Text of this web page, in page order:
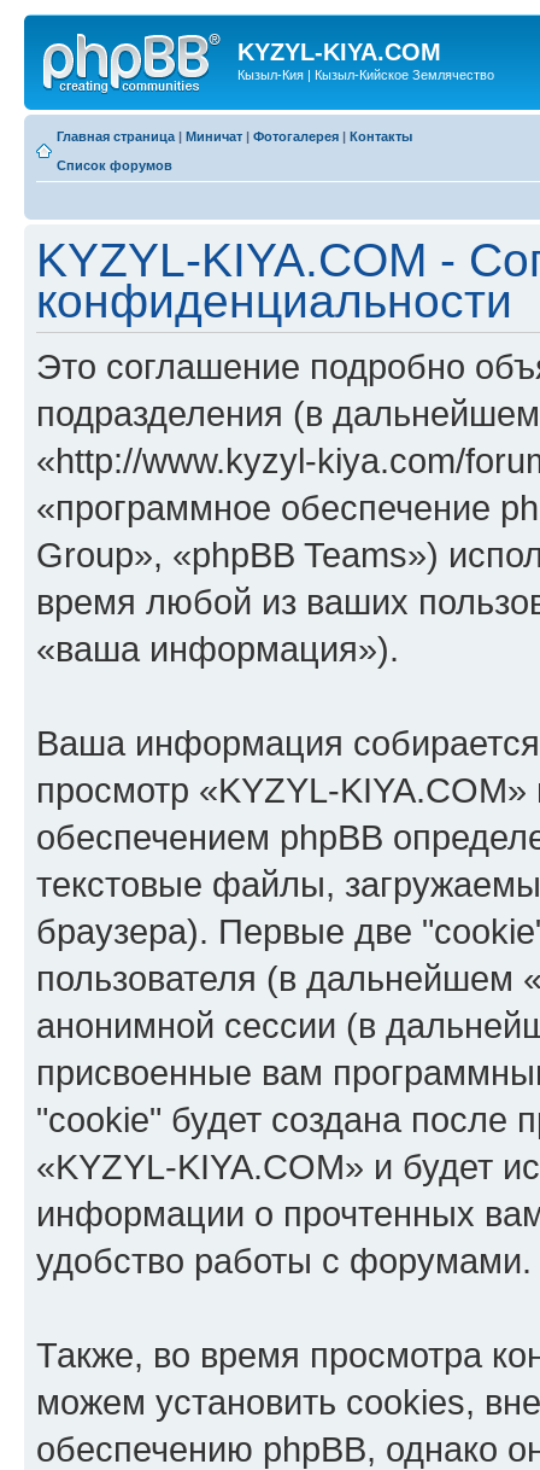
KYZYL-KIYA.COM
Кызыл-Кия | Кызыл-Кийское Землячество
Главная страница | Миничат | Фотогалерея | Контакты
Список форумов
KYZYL-KIYA.COM -
конфиденциальности
Это соглашение подробно
подразделения (в
«http://www.kyzyl-kiya.com/
«программное обеспечение
Group», «phpBB Teams»)
время любой из ваших
«ваша информация»).
Ваша информация
просмотр «KYZYL-
обеспечением phpBB
текстовые файлы,
браузера). Первые две
пользователя (в дальнейшем
анонимной сессии (в
присвоенные вам
"cookie" будет создана после
«KYZYL-KIYA.COM» и будет
информации о прочтенных
удобство работы с форумами.
Также, во время просмотра
можем установить cookies,
обеспечению phpBB, однако